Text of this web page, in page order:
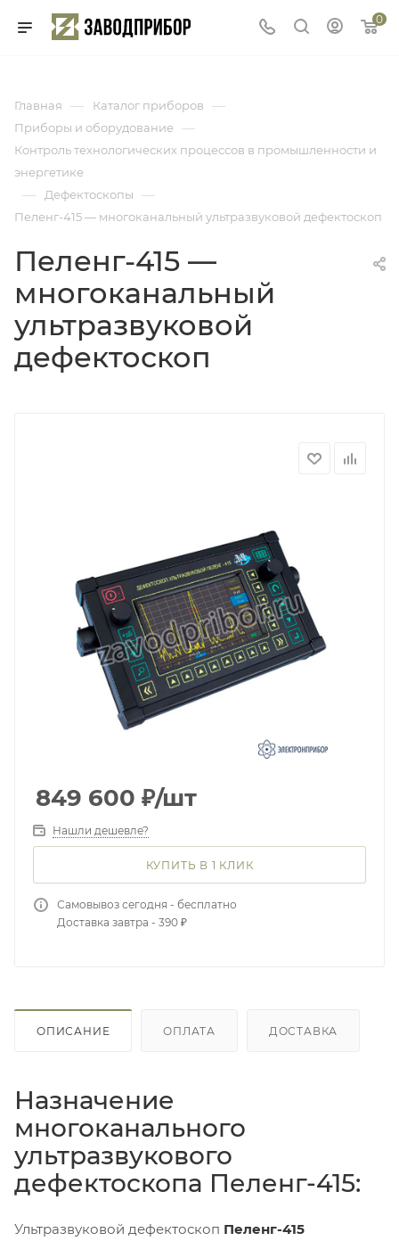
0
Главная — Каталог приборов —
Приборы и оборудование —
Контроль технологических процессов в промышленности и
энергетике
— Дефектоскопы —
Пеленг-415 — многоканальный ультразвуковой дефектоскоп
Пеленг-415 —
многоканальный
ультразвуковой
дефектоскоп
849 600 ₽/шт
Нашли дешевле?
КУПИТЬ В 1 КЛИК
Самовывоз сегодня - бесплатно
Доставка завтра - 390 ₽
ОПИСАНИЕ ОПЛАТА ДОСТАВКА
Назначение
многоканального
ультразвукового
дефектоскопа Пеленг-415:
Ультразвуковой дефектоскоп Пеленг-415